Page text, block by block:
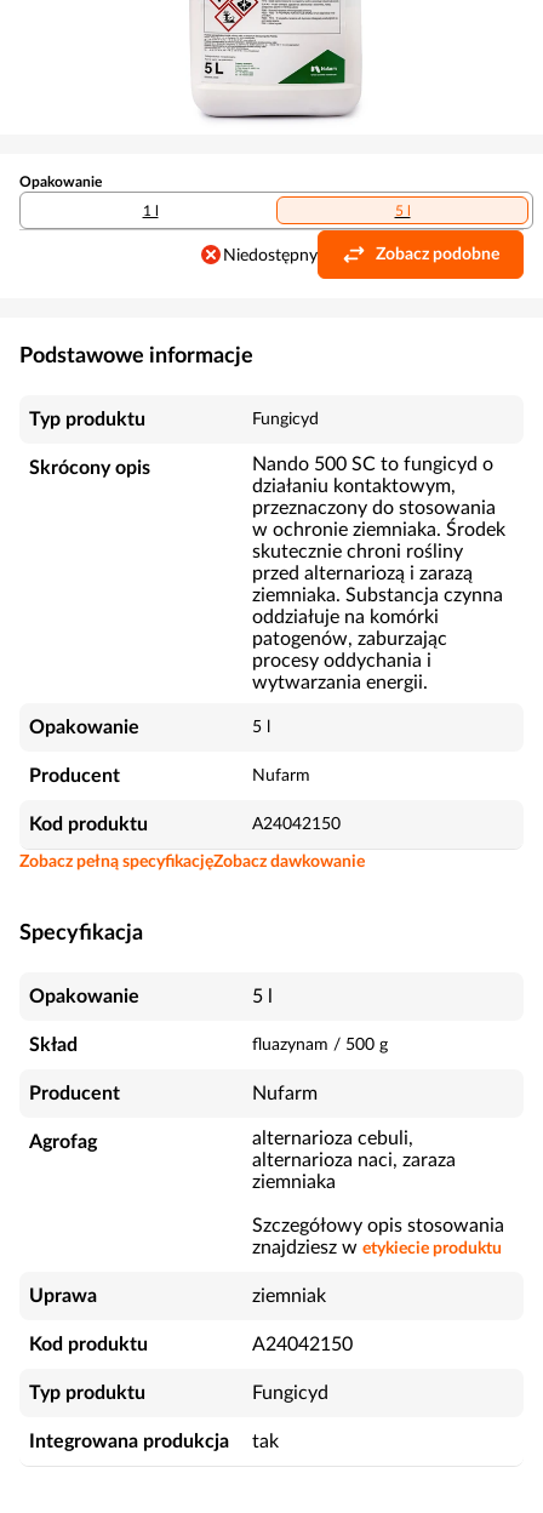
Opakowanie
1 l
5 l
Niedostępny Zobacz podobne
Podstawowe informacje
Typ produktu Fungicyd
Skrócony opis
Nando 500 SC to fungicyd o
działaniu kontaktowym,
przeznaczony do stosowania
w ochronie ziemniaka. Środek
skutecznie chroni rośliny
przed alternariozą i zarazą
ziemniaka. Substancja czynna
oddziałuje na komórki
patogenów, zaburzając
procesy oddychania i
wytwarzania energii.
Opakowanie 5 l
Producent Nufarm
Kod produktu A24042150
Zobacz pełną specyfikacjęZobacz dawkowanie
Specyfikacja
Opakowanie 5 l
Skład fluazynam / 500 g
Producent Nufarm
Agrofag
alternarioza cebuli,
alternarioza naci, zaraza
ziemniaka
Szczegółowy opis stosowania
znajdziesz w etykiecie produktu
Uprawa ziemniak
Kod produktu A24042150
Typ produktu Fungicyd
Integrowana produkcja tak